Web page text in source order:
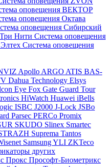
оповещения ВЕКТОР
оповещения Октава
оповещения Сибирский
Нити Система оповещения
Система оповещения
Apollo ARGO ATIS BAS-
Dahua Technology Elsys
Eye Fox Gate Guard Tour
HiWatch Huawei iBells
ISBC J2000 J-Lock JSBo
Parsec PERCo Promix
SKUDO Slinex Smartec
Suprema Tantos
SamsungYLI ZKTeco
других
Прокс Прософт-Биометрикс